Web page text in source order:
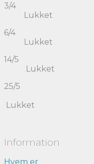
3/4
Lukket
6/4
Lukket
14/5
Lukket
25/5
Lukket
Information
Hvem er